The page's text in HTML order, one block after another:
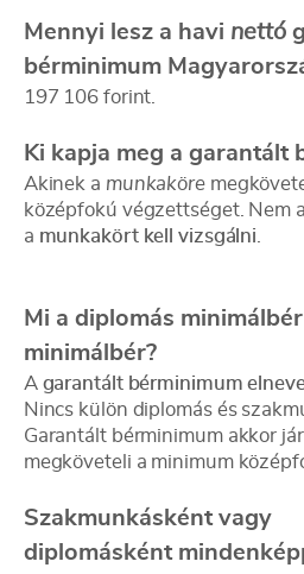
Mennyi lesz a havi nettó
bérminimum
197 106 forint.
Ki kapja meg a garantált
Akinek a munkaköre
középfokú végzettséget. Nem
a munkakört kell vizsgálni
Mi a diplomás
minimálbér?
A garantált bérminimum
Nincs külön diplomás és
Garantált bérminimum akkor
megköveteli a minimum
Szakmunkásként vagy
diplomásként